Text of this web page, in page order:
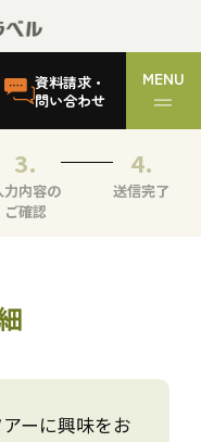
資料請求・
問い合わせ
MENU
力内容の
ご確認
送信完了
ーに興味をお